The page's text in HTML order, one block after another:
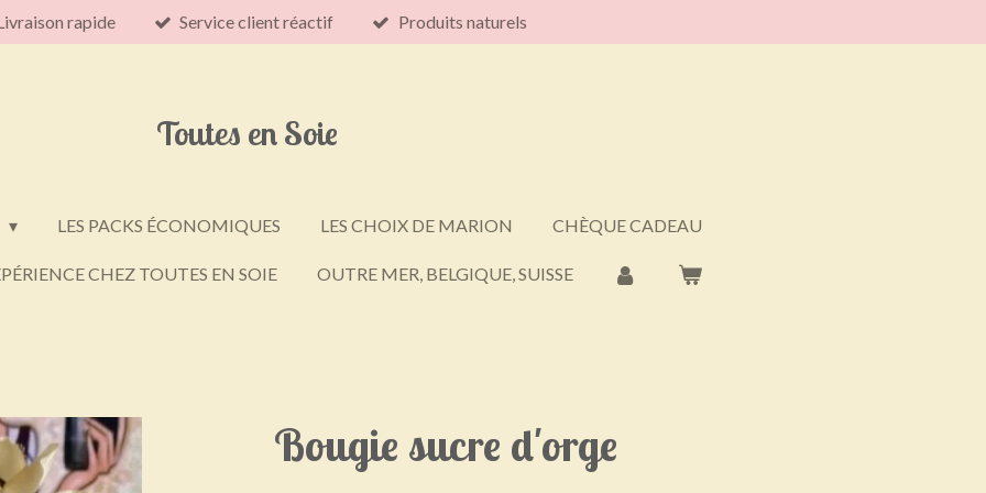
rapide Service client réactif Produits naturels
Toutes en Soie
LES PACKS ÉCONOMIQUES LES CHOIX DE MARION CHÈQUE CADEAU
CHEZ TOUTES EN SOIE OUTRE MER, BELGIQUE, SUISSE
Bougie sucre d'orge